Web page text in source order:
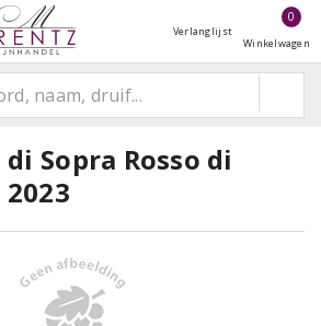
Verlanglijst
0
Winkelwagen
Sopra Rosso di